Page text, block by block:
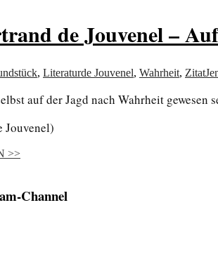
de Jouvenel –
, Literaturde Jouvenel, Wahrheit, Zitat
auf der Jagd nach Wahrheit
Jouvenel)
>>
Channel